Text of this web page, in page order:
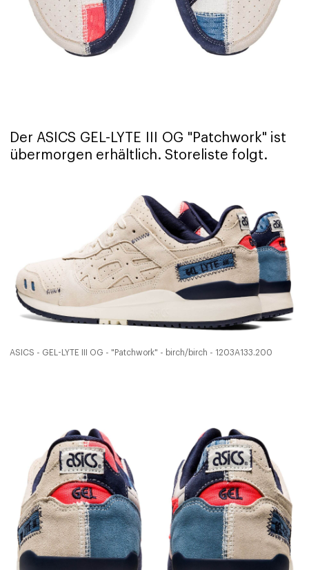
Der ASICS GEL-LYTE III OG "Patchwork" ist
übermorgen erhältlich. Storeliste folgt.
ASICS - GEL-LYTE III OG - "Patchwork" - birch/birch - 1203A133.200